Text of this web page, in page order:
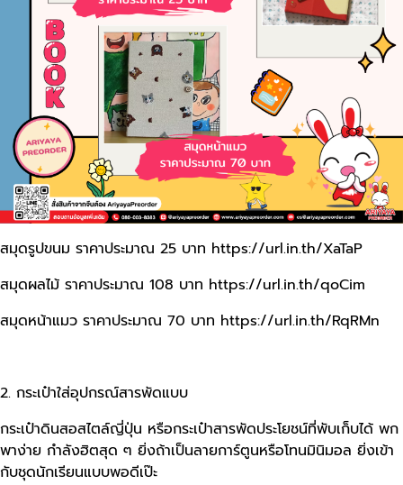
สมุดรูปขนม ราคาประมาณ 25 บาท https://url.in.th/XaTaP
สมุดผลไม้ ราคาประมาณ 108 บาท https://url.in.th/qoCim
สมุดหน้าแมว ราคาประมาณ 70 บาท https://url.in.th/RqRMn
2. กระเป๋าใส่อุปกรณ์สารพัดแบบ
กระเป๋าดินสอสไตล์ญี่ปุ่น หรือกระเป๋าสารพัดประโยชน์ที่พับเก็บได้ พก
พาง่าย กำลังฮิตสุด ๆ ยิ่งถ้าเป็นลายการ์ตูนหรือโทนมินิมอล ยิ่งเข้า
กับชุดนักเรียนแบบพอดีเป๊ะ